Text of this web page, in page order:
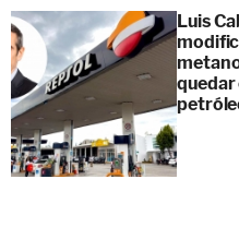
Luis
quedar